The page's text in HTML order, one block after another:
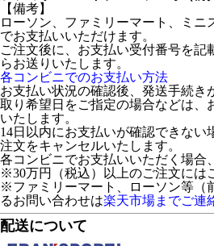
【備考】
ローソン、ファミリーマート、ミニ
でお支払いいただけます。
ご注文後に、お支払い受付番号を記
らお送りいたします。
各コンビニでのお支払い方法
お支払い状況の確認後、発送手続き
取り希望日をご指定の場合などは、
いたします。
14日以内にお支払いが確認できない
注文をキャンセルいたします。
各コンビニでお支払いいただく場合
※30万円（税込）以上のご注文には
※ファミリーマート、ローソン等（
るお問い合わせは楽天市場までご連
配送について